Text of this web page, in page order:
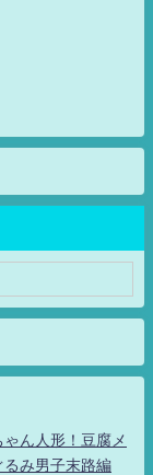
ん人形！豆腐メ
るみ男子末路編